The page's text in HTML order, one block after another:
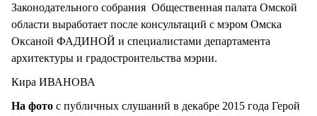
Законодательного собрания Общественная палата Омской
области выработает после консультаций с мэром Омска
Оксаной ФАДИНОЙ и специалистами департамента
архитектуры и градостроительства мэрии.
Кира ИВАНОВА
На фото с публичных слушаний в декабре 2015 года Герой